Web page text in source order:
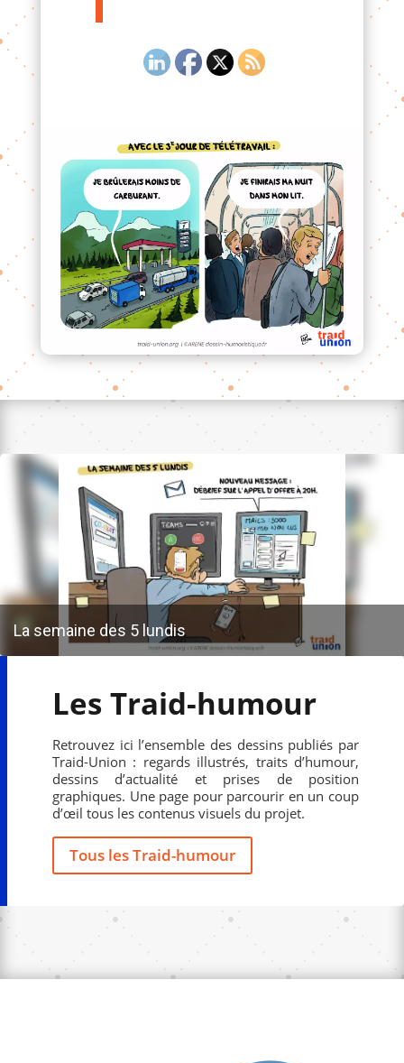
La semaine des 5 lundis
Les Traid-humour
Retrouvez ici l’ensemble des dessins publiés par
Traid-Union : regards illustrés, traits d’humour,
dessins d’actualité et prises de position
graphiques. Une page pour parcourir en un coup
d’œil tous les contenus visuels du projet.
Tous les Traid-humour